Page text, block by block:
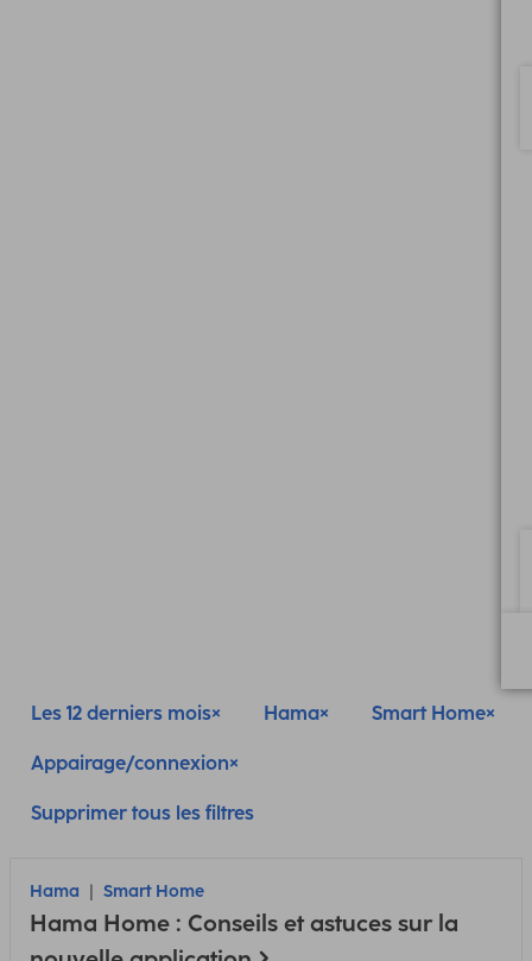
Les 12 derniers mois Hama Smart Home
Appairage/connexion
Supprimer tous les filtres
Hama Smart Home
Hama Home : Conseils et astuces sur la